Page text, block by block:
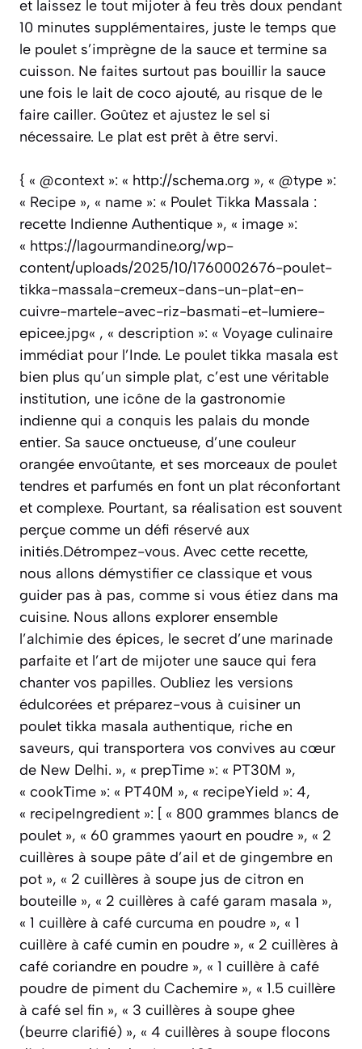
et laissez le tout mijoter à feu très doux pendant
10 minutes supplémentaires, juste le temps que
le poulet s’imprègne de la sauce et termine sa
cuisson. Ne faites surtout pas bouillir la sauce
une fois le lait de coco ajouté, au risque de le
faire cailler. Goûtez et ajustez le sel si
nécessaire. Le plat est prêt à être servi.
{ « @context »: « http://schema.org », « @type »:
« Recipe », « name »: « Poulet Tikka Massala :
recette Indienne Authentique », « image »:
« https://lagourmandine.org/wp-
content/uploads/2025/10/1760002676-poulet-
tikka-massala-cremeux-dans-un-plat-en-
cuivre-martele-avec-riz-basmati-et-lumiere-
epicee.jpg« , « description »: « Voyage culinaire
immédiat pour l’Inde. Le poulet tikka masala est
bien plus qu’un simple plat, c’est une véritable
institution, une icône de la gastronomie
indienne qui a conquis les palais du monde
entier. Sa sauce onctueuse, d’une couleur
orangée envoûtante, et ses morceaux de poulet
tendres et parfumés en font un plat réconfortant
et complexe. Pourtant, sa réalisation est souvent
perçue comme un défi réservé aux
initiés.Détrompez-vous. Avec cette recette,
nous allons démystifier ce classique et vous
guider pas à pas, comme si vous étiez dans ma
cuisine. Nous allons explorer ensemble
l’alchimie des épices, le secret d’une marinade
parfaite et l’art de mijoter une sauce qui fera
chanter vos papilles. Oubliez les versions
édulcorées et préparez-vous à cuisiner un
poulet tikka masala authentique, riche en
saveurs, qui transportera vos convives au cœur
de New Delhi. », « prepTime »: « PT30M »,
« cookTime »: « PT40M », « recipeYield »: 4,
« recipeIngredient »: [ « 800 grammes blancs de
poulet », « 60 grammes yaourt en poudre », « 2
cuillères à soupe pâte d’ail et de gingembre en
pot », « 2 cuillères à soupe jus de citron en
bouteille », « 2 cuillères à café garam masala »,
« 1 cuillère à café curcuma en poudre », « 1
cuillère à café cumin en poudre », « 2 cuillères à
café coriandre en poudre », « 1 cuillère à café
poudre de piment du Cachemire », « 1.5 cuillère
à café sel fin », « 3 cuillères à soupe ghee
(beurre clarifié) », « 4 cuillères à soupe flocons